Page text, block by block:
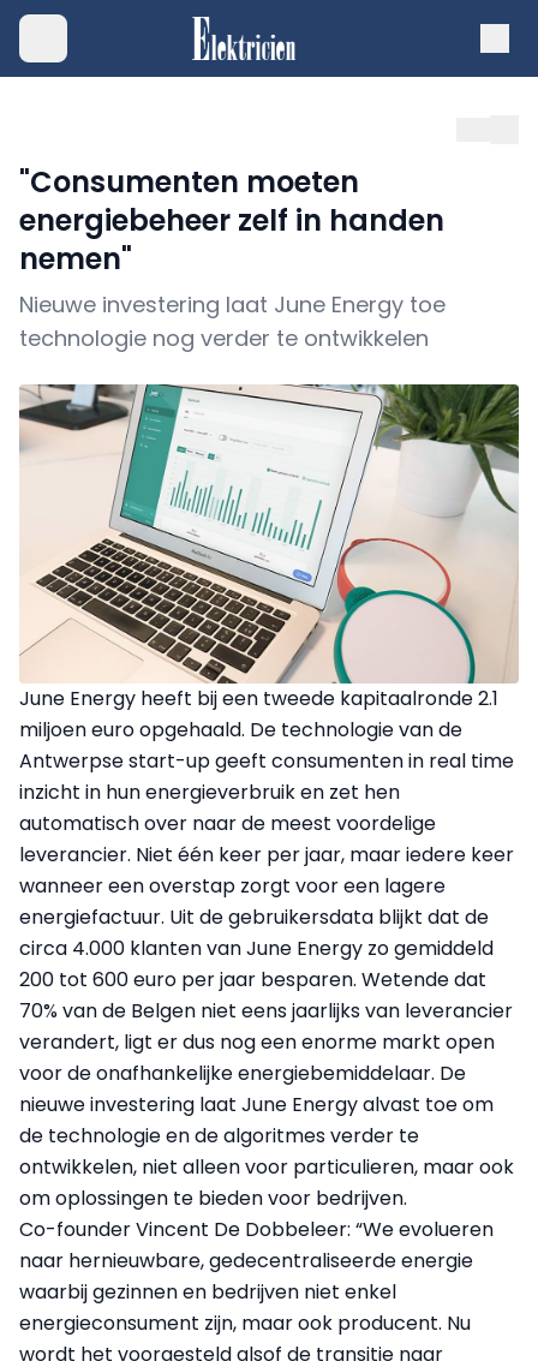
"Consumenten moeten
energiebeheer zelf in handen
nemen"
Nieuwe investering laat June Energy toe
technologie nog verder te ontwikkelen
June Energy heeft bij een tweede kapitaalronde 2.1
miljoen euro opgehaald. De technologie van de
Antwerpse start-up geeft consumenten in real time
inzicht in hun energieverbruik en zet hen
automatisch over naar de meest voordelige
leverancier. Niet één keer per jaar, maar iedere keer
wanneer een overstap zorgt voor een lagere
energiefactuur. Uit de gebruikersdata blijkt dat de
circa 4.000 klanten van June Energy zo gemiddeld
200 tot 600 euro per jaar besparen. Wetende dat
70% van de Belgen niet eens jaarlijks van leverancier
verandert, ligt er dus nog een enorme markt open
voor de onafhankelijke energiebemiddelaar. De
nieuwe investering laat June Energy alvast toe om
de technologie en de algoritmes verder te
ontwikkelen, niet alleen voor particulieren, maar ook
om oplossingen te bieden voor bedrijven.
Co-founder Vincent De Dobbeleer: “We evolueren
naar hernieuwbare, gedecentraliseerde energie
waarbij gezinnen en bedrijven niet enkel
energieconsument zijn, maar ook producent. Nu
wordt het voorgesteld alsof de transitie naar